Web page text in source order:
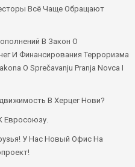
Всё Чаще Обращают
В Закон О
И Финансирования Терроризма
O Sprečavanju Pranja Novca I
В Херцег Нови?
Евросоюзу.
У Нас Новый Офис На